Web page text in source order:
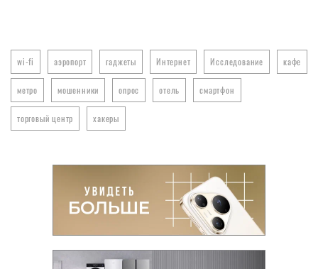
wi-fi аэропорт гаджеты Интернет Исследование кафе
метро мошенники опрос отель смартфон
торговый центр хакеры